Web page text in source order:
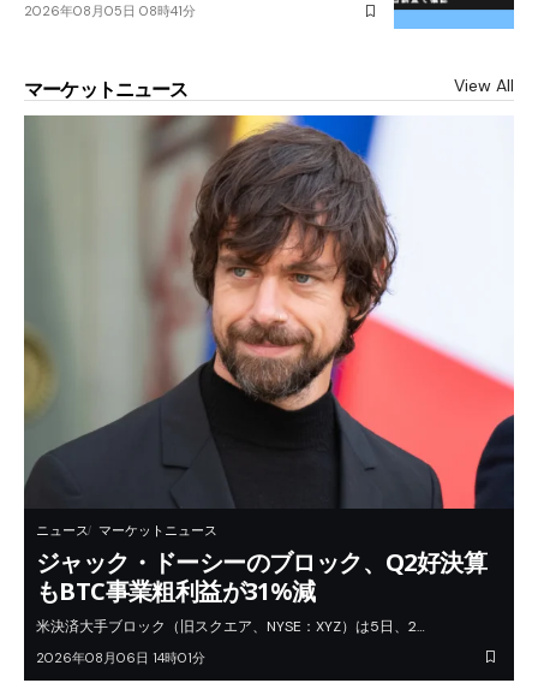
2026年08月05日 08時41分
マーケットニュース View All
ニュース マーケットニュース
ジャック・ドーシーのブロック、Q2好決算
もBTC事業粗利益が31%減
米決済大手ブロック（旧スクエア、NYSE：XYZ）は5日、2…
2026年08月06日 14時01分